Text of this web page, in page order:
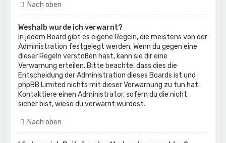
Nach oben
Weshalb wurde ich verwarnt?
In jedem Board gibt es eigene Regeln, die meistens von der
Administration festgelegt werden. Wenn du gegen eine
dieser Regeln verstoßen hast, kann sie dir eine
Verwarnung erteilen. Bitte beachte, dass dies die
Entscheidung der Administration dieses Boards ist und
phpBB Limited nichts mit dieser Verwarnung zu tun hat.
Kontaktiere einen Administrator, sofern du die nicht
sicher bist, wieso du verwarnt wurdest.
Nach oben